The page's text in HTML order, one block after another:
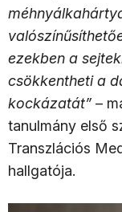
ezekben a
csökkentheti a
kockázatát” –
tanulmány első
Transzlációs
hallgatója.